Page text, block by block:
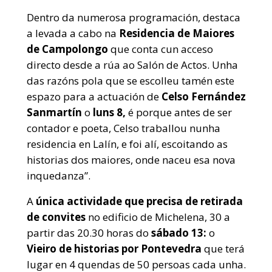
Dentro da numerosa programación, destaca
a levada a cabo na Residencia de Maiores
de Campolongo que conta cun acceso
directo desde a rúa ao Salón de Actos. Unha
das razóns pola que se escolleu tamén este
espazo para a actuación de Celso Fernández
Sanmartín o luns 8, é porque antes de ser
contador e poeta, Celso traballou nunha
residencia en Lalín, e foi alí, escoitando as
historias dos maiores, onde naceu esa nova
inquedanza”.
A única actividade que precisa de retirada
de convites no edificio de Michelena, 30 a
partir das 20.30 horas do sábado 13: o
Vieiro de historias por Pontevedra que terá
lugar en 4 quendas de 50 persoas cada unha.